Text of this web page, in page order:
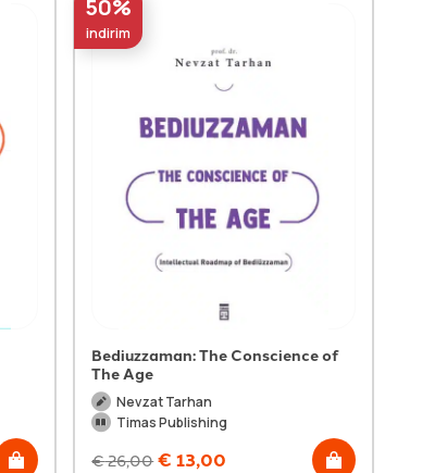
50%
indirim
Bediuzzaman: The Conscience of
The Age
Nevzat Tarhan
Timas Publishing
€26,00 € 13,00